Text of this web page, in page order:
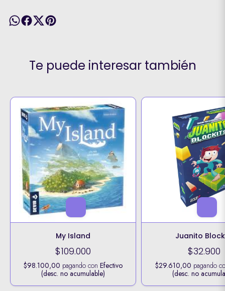
Te puede interesar también
My Island
$109.000
$98.100,00 pagando conEfectivo
(desc. no acumulable)
Juanito
$32.900
$29.610,00 pagando
(desc. no